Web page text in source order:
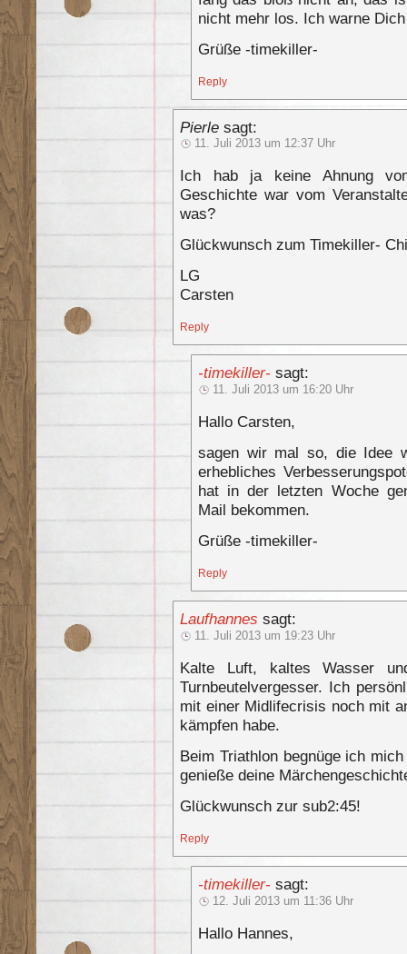
nicht mehr los. Ich warne
Grüße -timekiller-
Reply
Pierle sagt:
11. Juli 2013 um 12:37 Uhr
Ich hab ja keine Ahnung
Geschichte war vom
was?
Glückwunsch zum Timekiller-
LG
Carsten
Reply
-timekiller- sagt:
11. Juli 2013 um 16:20 Uhr
Hallo Carsten,
sagen wir mal so, die Idee
erhebliches
hat in der letzten Woche
Mail bekommen.
Grüße -timekiller-
Reply
Laufhannes sagt:
11. Juli 2013 um 19:23 Uhr
Kalte Luft, kaltes Wasser
Turnbeutelvergesser. Ich
mit einer Midlifecrisis noch mit
kämpfen habe.
Beim Triathlon begnüge ich
genieße deine
Glückwunsch zur sub2:45!
Reply
-timekiller- sagt:
12. Juli 2013 um 11:36 Uhr
Hallo Hannes,